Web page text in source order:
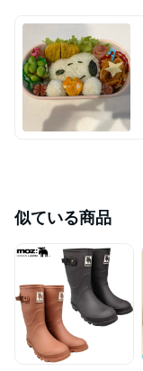
似ている商品